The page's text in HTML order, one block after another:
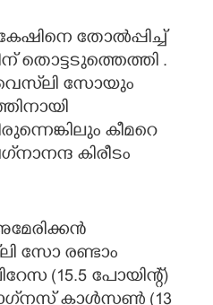
തോൽപ്പിച്ച്
തൊട്ടടുത്തെത്തി .
സോയും
കീമറെ
കിരീടം
സോ രണ്ടാം
(15.5 പോയിന്റ്)